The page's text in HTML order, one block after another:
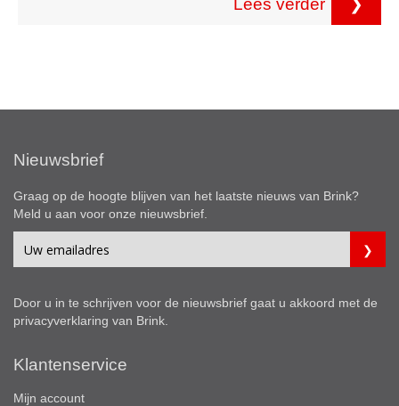
Lees verder ❯
Nieuwsbrief
Graag op de hoogte blijven van het laatste nieuws van Brink?
Meld u aan voor onze nieuwsbrief.
Door u in te schrijven voor de nieuwsbrief gaat u akkoord met de
privacyverklaring van Brink.
Klantenservice
Mijn account